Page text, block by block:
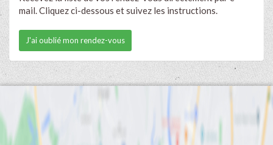
mail. Cliquez ci-dessous et suivez les instructions.
J'ai oublié mon rendez-vous